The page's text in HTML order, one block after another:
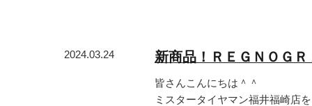
2024.03.24 新商品！ＲＥＧＮＯＧ
皆さんこんにちは＾＾
ミスタータイヤマン福井福崎店